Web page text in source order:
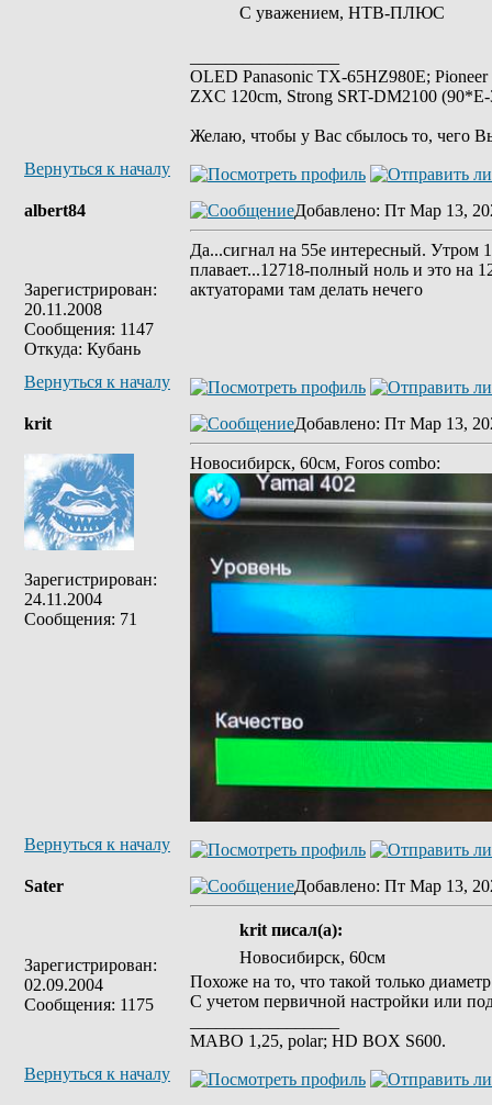
С уважением, НТВ-ПЛЮС
OLED Panasonic TX-65HZ980E;
ZXC 120cm, Strong SRT-DM2100
Желаю, чтобы у Вас сбылось то, чего
Вернуться к началу
albert84
Зарегистрирован:
20.11.2008
Сообщения: 1147
Откуда: Кубань
Добавлено: Пт Мар 13,
Да...сигнал на 55е интересный. Утром
плавает...12718-полный ноль и это на
актуаторами там делать нечего
Вернуться к началу
krit
Зарегистрирован:
24.11.2004
Сообщения: 71
Добавлено: Пт Мар 13,
Новосибирск, 60см, Foros combo:
Вернуться к началу
Sater
Зарегистрирован:
02.09.2004
Сообщения: 1175
Добавлено: Пт Мар 13,
krit писал(а):
Новосибирск, 60см
Похоже на то, что такой только
С учетом первичной настройки или
MABO 1,25, polar; HD BOX S600.
Вернуться к началу